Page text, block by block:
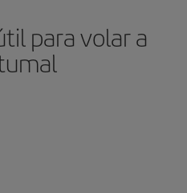
para volar a